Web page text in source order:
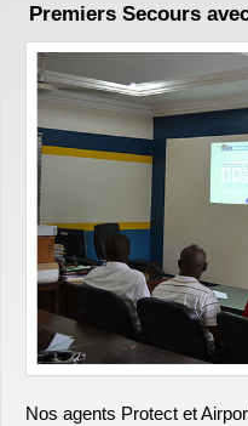
Premiers Secours
Nos agents Protect et